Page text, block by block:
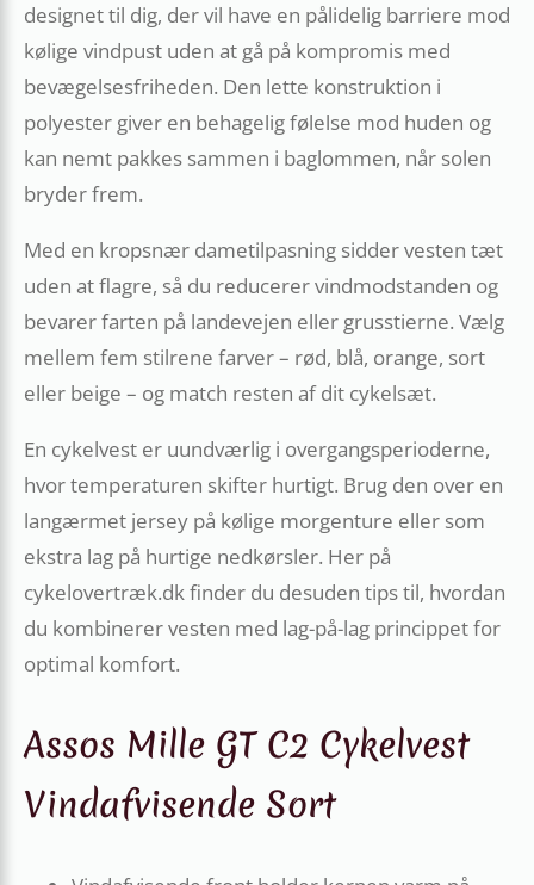
designet til dig, der vil have en pålidelig barriere mod
kølige vindpust uden at gå på kompromis med
bevægelsesfriheden. Den lette konstruktion i
polyester giver en behagelig følelse mod huden og
kan nemt pakkes sammen i baglommen, når solen
bryder frem.
Med en kropsnær dametilpasning sidder vesten tæt
uden at flagre, så du reducerer vindmodstanden og
bevarer farten på landevejen eller grusstierne. Vælg
mellem fem stilrene farver – rød, blå, orange, sort
eller beige – og match resten af dit cykelsæt.
En cykelvest er uundværlig i overgangsperioderne,
hvor temperaturen skifter hurtigt. Brug den over en
langærmet jersey på kølige morgenture eller som
ekstra lag på hurtige nedkørsler. Her på
cykelovertræk.dk finder du desuden tips til, hvordan
du kombinerer vesten med lag-på-lag princippet for
optimal komfort.
Assos Mille GT C2 Cykelvest
Vindafvisende Sort